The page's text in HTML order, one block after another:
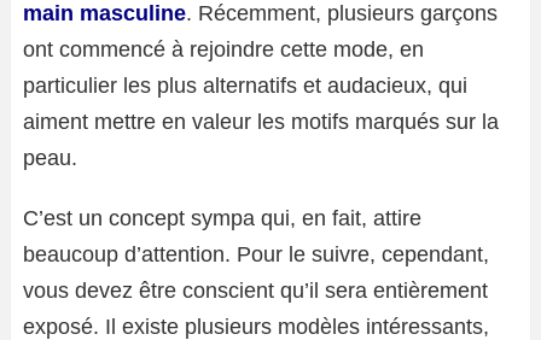
main masculine. Récemment, plusieurs garçons
ont commencé à rejoindre cette mode, en
particulier les plus alternatifs et audacieux, qui
aiment mettre en valeur les motifs marqués sur la
peau.
C’est un concept sympa qui, en fait, attire
beaucoup d’attention. Pour le suivre, cependant,
vous devez être conscient qu’il sera entièrement
exposé. Il existe plusieurs modèles intéressants,